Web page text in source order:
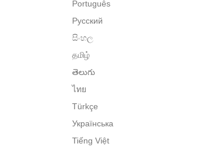
Português
Русский
සිංහල
தமிழ்
తెలుగు
ไทย
Türkçe
Українська
Tiếng Việt